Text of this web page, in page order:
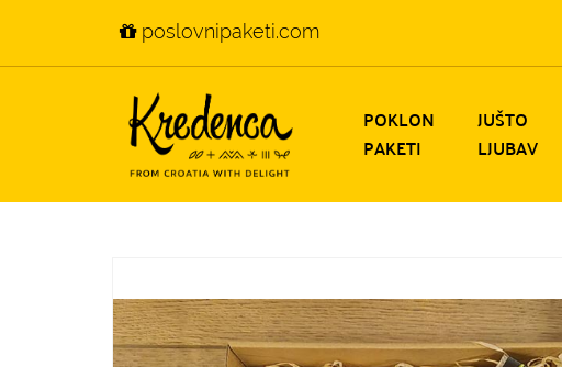
poslovnipaketi.com
POKLON
PAKETI
JUŠTO
LJUBAV